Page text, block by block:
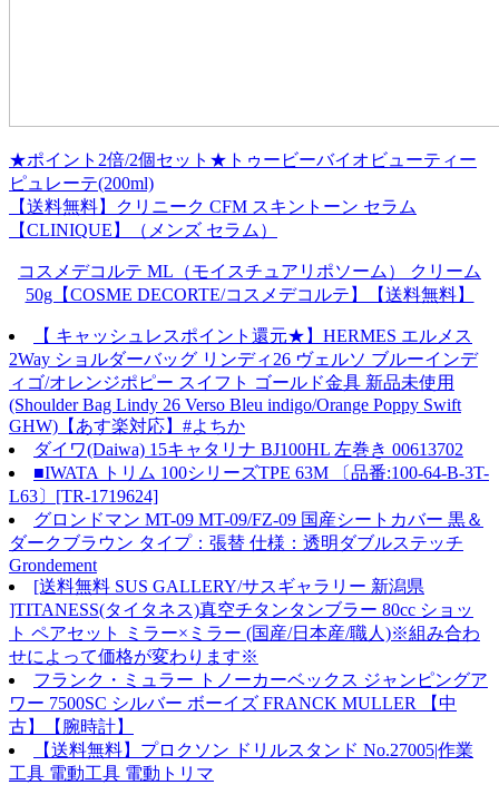
★ポイント2倍/2個セット★トゥービーバイオビューティー
ピュレーテ(200ml)
【送料無料】クリニーク CFM スキントーン セラム
【CLINIQUE】（メンズ セラム）
コスメデコルテ ML（モイスチュアリポソーム） クリーム
50g【COSME DECORTE/コスメデコルテ】【送料無料】
【 キャッシュレスポイント還元★】HERMES エルメス
2Way ショルダーバッグ リンディ26 ヴェルソ ブルーインデ
ィゴ/オレンジポピー スイフト ゴールド金具 新品未使用
(Shoulder Bag Lindy 26 Verso Bleu indigo/Orange Poppy Swift
GHW)【あす楽対応】#よちか
ダイワ(Daiwa) 15キャタリナ BJ100HL 左巻き 00613702
■IWATA トリム 100シリーズTPE 63M 〔品番:100-64-B-3T-
L63〕[TR-1719624]
グロンドマン MT-09 MT-09/FZ-09 国産シートカバー 黒＆
ダークブラウン タイプ：張替 仕様：透明ダブルステッチ
Grondement
[送料無料 SUS GALLERY/サスギャラリー 新潟県
]TITANESS(タイタネス)真空チタンタンブラー 80cc ショッ
ト ペアセット ミラー×ミラー (国産/日本産/職人)※組み合わ
せによって価格が変わります※
フランク・ミュラー トノーカーベックス ジャンピングア
ワー 7500SC シルバー ボーイズ FRANCK MULLER 【中
古】【腕時計】
【送料無料】プロクソン ドリルスタンド No.27005|作業
工具 電動工具 電動トリマ